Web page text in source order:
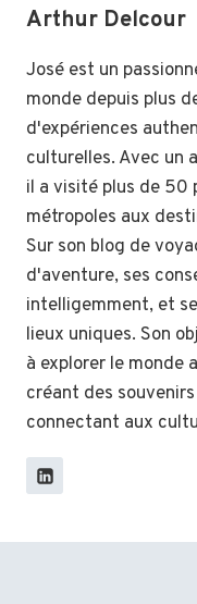
Arthur Delcour
José est un
monde depuis plus
d'expériences
culturelles. Avec un
il a visité plus de 50
métropoles aux
Sur son blog de
d'aventure, ses
intelligemment, et
lieux uniques. Son
à explorer le monde
créant des
connectant aux